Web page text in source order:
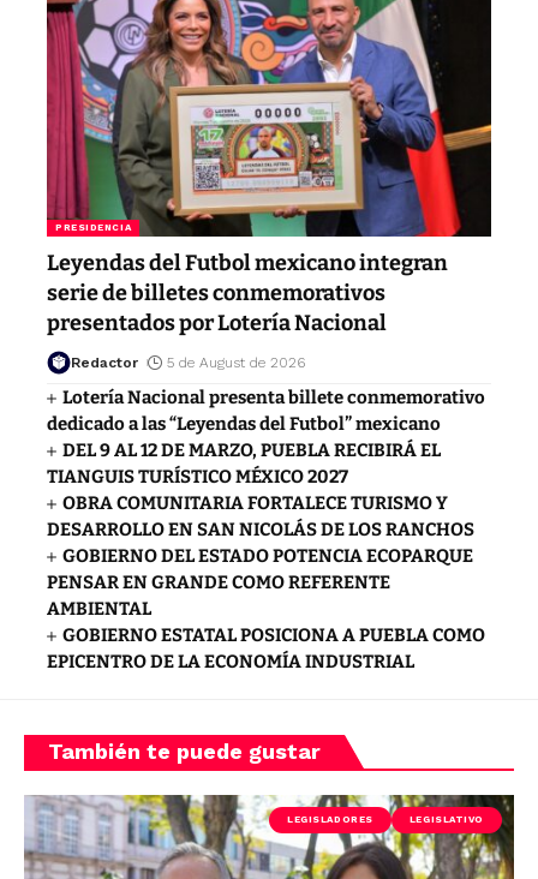
PRESIDENCIA
Leyendas del Futbol mexicano integran
serie de billetes conmemorativos
presentados por Lotería Nacional
Redactor 5 de August de 2026
Lotería Nacional presenta billete conmemorativo
dedicado a las “Leyendas del Futbol” mexicano
DEL 9 AL 12 DE MARZO, PUEBLA RECIBIRÁ EL
TIANGUIS TURÍSTICO MÉXICO 2027
OBRA COMUNITARIA FORTALECE TURISMO Y
DESARROLLO EN SAN NICOLÁS DE LOS RANCHOS
GOBIERNO DEL ESTADO POTENCIA ECOPARQUE
PENSAR EN GRANDE COMO REFERENTE
AMBIENTAL
GOBIERNO ESTATAL POSICIONA A PUEBLA COMO
EPICENTRO DE LA ECONOMÍA INDUSTRIAL
También te puede gustar
LEGISLADORES LEGISLATIVO